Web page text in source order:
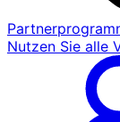
Nutzen Sie alle